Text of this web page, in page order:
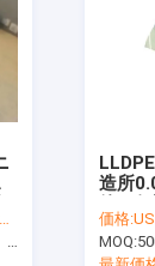
トップの保護フィ
ィルム
ルム
造所
価格:
MOQ:5000